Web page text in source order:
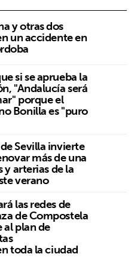
y otras dos
un accidente en
si se aprueba la
"Andalucía será
porque el
Bonilla es "puro
Sevilla invierte
más de una
arterias de la
verano
las redes de
de Compostela
al plan de
toda la ciudad